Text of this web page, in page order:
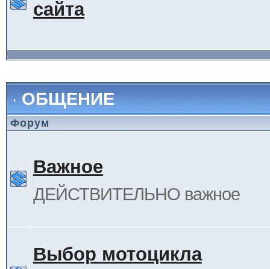
сайта
ОБЩЕНИЕ
Форум
Важное
ДЕЙСТВИТЕЛЬНО важное
Выбор мотоцикла